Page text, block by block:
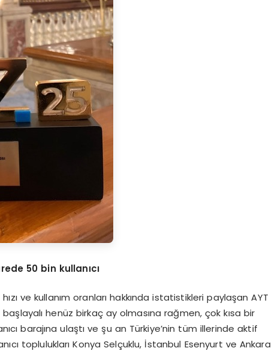
rede 50 bin kullanıcı
ve kullanım oranları hakkında istatistikleri paylaşan AYT
henüz birkaç ay olmasına rağmen, çok kısa bir
barajına ulaştı ve şu an Türkiye’nin tüm illerinde aktif
toplulukları Konya Selçuklu, İstanbul Esenyurt ve Ankara